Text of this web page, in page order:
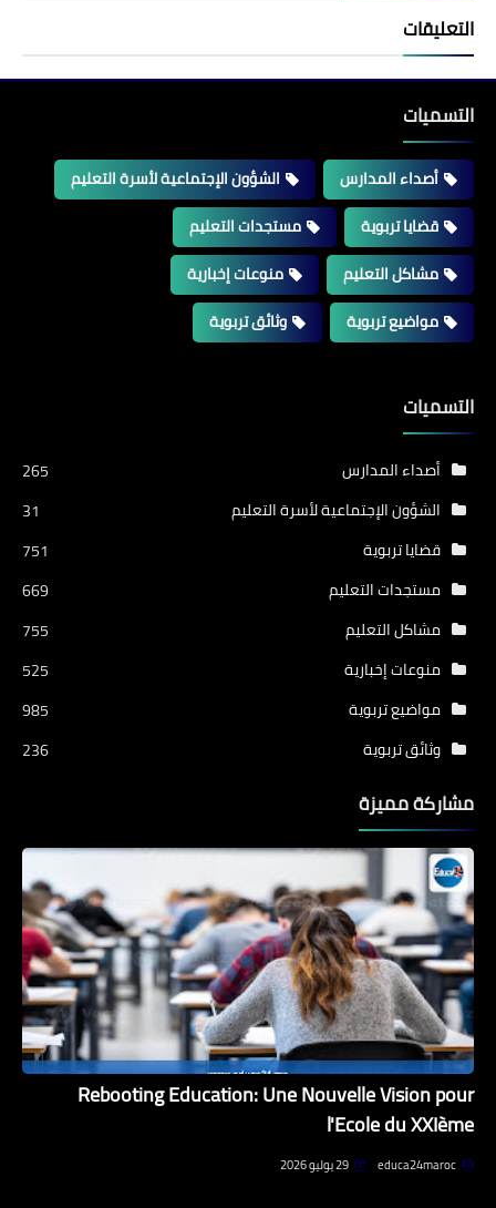
التعليقات
التسميات
أصداء المدارس
الشؤون الإجتماعية لأسرة التعليم
قضايا تربوية
مستجدات التعليم
مشاكل التعليم
منوعات إخبارية
مواضيع تربوية
وثائق تربوية
التسميات
أصداء المدارس
265
الشؤون الإجتماعية لأسرة التعليم
31
قضايا تربوية
751
مستجدات التعليم
669
مشاكل التعليم
755
منوعات إخبارية
525
مواضيع تربوية
985
وثائق تربوية
236
مشاركة مميزة
Rebooting Education: Une Nouvelle Vision pour
l'Ecole du XXIème
educa24maroc 29 يوليو 2026